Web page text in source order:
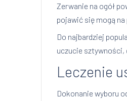
Zerwanie na ogół
pojawić się mogą
Do najbardziej
uczucie sztywności,
Leczenie
Dokonanie wyboru